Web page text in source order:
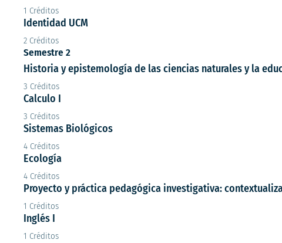
1 Créditos
Identidad UCM
2 Créditos
Semestre 2
Historia y epistemología de las ciencias naturales y la
3 Créditos
Calculo I
3 Créditos
Sistemas Biológicos
4 Créditos
Ecología
4 Créditos
Proyecto y práctica pedagógica investigativa:
1 Créditos
Inglés I
1 Créditos